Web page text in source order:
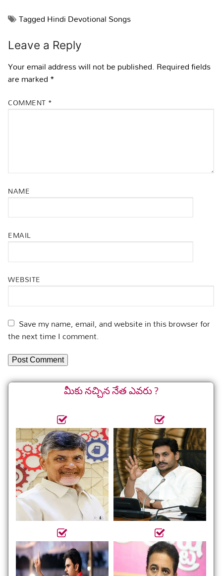
TaggedHindi Devotional Songs
Leave a Reply
Your email address will not be published. Required fields
are marked*
COMMENT *
NAME
EMAIL
WEBSITE
Save my name, email, and website in this browser for
the next time I comment.
మీకు నచ్చిన నేత ఎవరు ?